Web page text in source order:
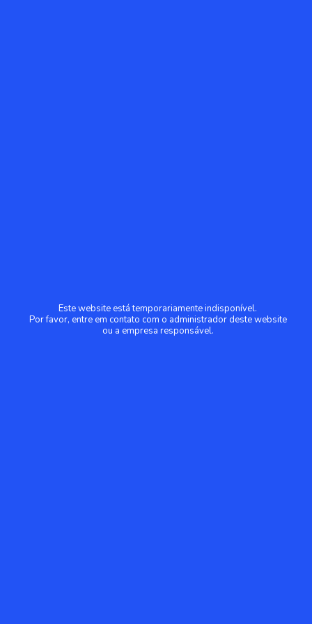
Este website está temporariamente indisponível.
Por favor, entre em contato com o administrador deste website
ou a empresa responsável.